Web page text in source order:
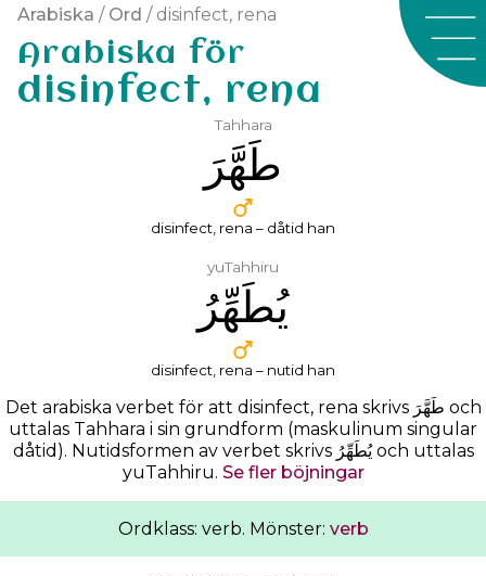
Arabiska / Ord / disinfect, rena
Arabiska för
disinfect, rena
Tahhara
ﻃَﻬَّﺮَ
disinfect, rena – dåtid han
yuTahhiru
ﻳُﻄَﻬِّﺮُ
disinfect, rena – nutid han
Det arabiska verbet för att disinfect, rena skrivs ﻃَﻬَّﺮَ och
uttalas Tahhara i sin grundform (maskulinum singular
dåtid). Nutidsformen av verbet skrivs ﻳُﻄَﻬِّﺮُ och uttalas
yuTahhiru. Se fler böjningar
Ordklass: verb. Mönster: verb